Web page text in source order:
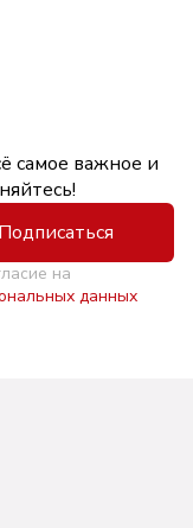
самое важное и
Подписаться
на
данных